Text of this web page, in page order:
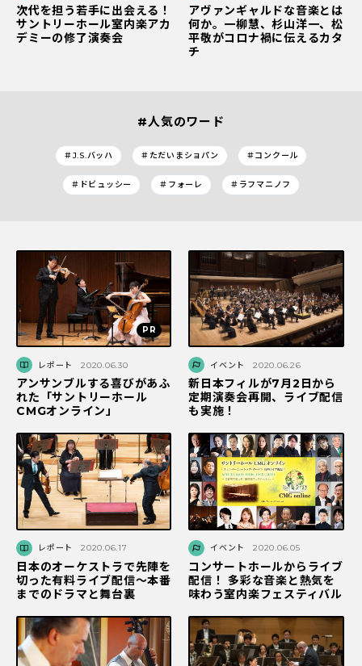
次代を担う若手に出会える！
サントリーホール室内楽アカ
デミーの修了演奏会
アヴァンギャルドな音楽とは
何か。一柳慧、杉山洋一、松
平敬がコロナ禍に伝えるカタ
チ
#人気のワード
＃J.S.バッハ ＃ただいまショパン ＃コンクール
＃ドビュッシー ＃フォーレ ＃ラフマニノフ
レポート 2020.06.30
アンサンブルする喜びがあふ
れた「サントリーホール
CMGオンライン」
イベント 2020.06.26
新日本フィルが7月2日から
定期演奏会再開、ライブ配信
も実施！
レポート 2020.06.17
日本のオーケストラで先陣を
切った有料ライブ配信〜本番
までのドラマと舞台裏
イベント 2020.06.05
コンサートホールからライブ
配信！ 多彩な音楽と熱気を
味わう室内楽フェスティバル